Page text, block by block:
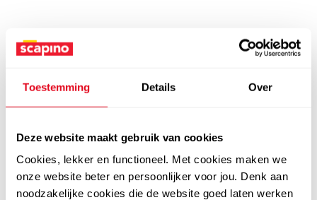
Toestemming Details Over
Deze website maakt gebruik van cookies
Cookies, lekker en functioneel. Met cookies maken we
onze website beter en persoonlijker voor jou. Denk aan
noodzakelijke cookies die de website goed laten werken